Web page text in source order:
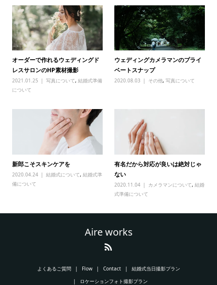
オーダーで作れるウェディングド
レスサロンのHP素材撮影
2021.01.25 写真について, 結婚式準備
について
ウェディングカメラマンのプライ
ベートスナップ
2020.08.03 その他,写真について
新郎こそスキンケアを
2020.04.24 結婚式について, 結婚式準
備について
有名だから対応が良いは絶対じゃ
ない
2020.11.04 カメラマンについて,結婚
式準備について
Aire works
よくあるご質問 Flow Contact
結婚式当日撮影プラン
ロケーションフォト撮影プラン